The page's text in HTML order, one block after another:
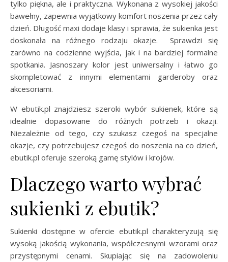
tylko piękna, ale i praktyczna. Wykonana z wysokiej jakości
bawełny, zapewnia wyjątkowy komfort noszenia przez cały
dzień. Długość maxi dodaje klasy i sprawia, że sukienka jest
doskonała na różnego rodzaju okazje. Sprawdzi się
zarówno na codzienne wyjścia, jak i na bardziej formalne
spotkania. Jasnoszary kolor jest uniwersalny i łatwo go
skompletować z innymi elementami garderoby oraz
akcesoriami.
W ebutik.pl znajdziesz szeroki wybór sukienek, które są
idealnie dopasowane do różnych potrzeb i okazji.
Niezależnie od tego, czy szukasz czegoś na specjalne
okazje, czy potrzebujesz czegoś do noszenia na co dzień,
ebutik.pl oferuje szeroką gamę stylów i krojów.
Dlaczego warto wybrać
sukienki z ebutik?
Sukienki dostępne w ofercie ebutik.pl charakteryzują się
wysoką jakością wykonania, współczesnymi wzorami oraz
przystępnymi cenami. Skupiając się na zadowoleniu